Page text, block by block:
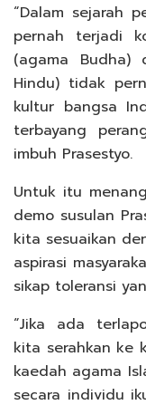
“Dalam sejarah
pernah terjadi
(agama Budha)
Hindu) tidak
kultur bangsa
terbayang
imbuh Prasestyo.
Untuk itu
demo susulan
kita sesuaikan
aspirasi
sikap toleransi
“Jika ada
kita serahkan ke
kaedah agama
secara individu